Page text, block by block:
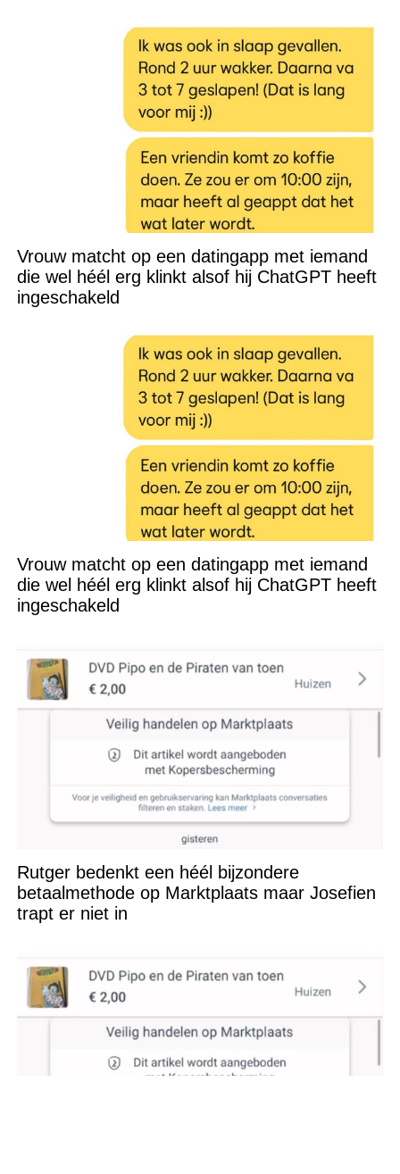
Vrouw matcht op een datingapp met iemand
die wel héél erg klinkt alsof hij ChatGPT heeft
ingeschakeld
Vrouw matcht op een datingapp met iemand
die wel héél erg klinkt alsof hij ChatGPT heeft
ingeschakeld
Rutger bedenkt een héél bijzondere
betaalmethode op Marktplaats maar Josefien
trapt er niet in